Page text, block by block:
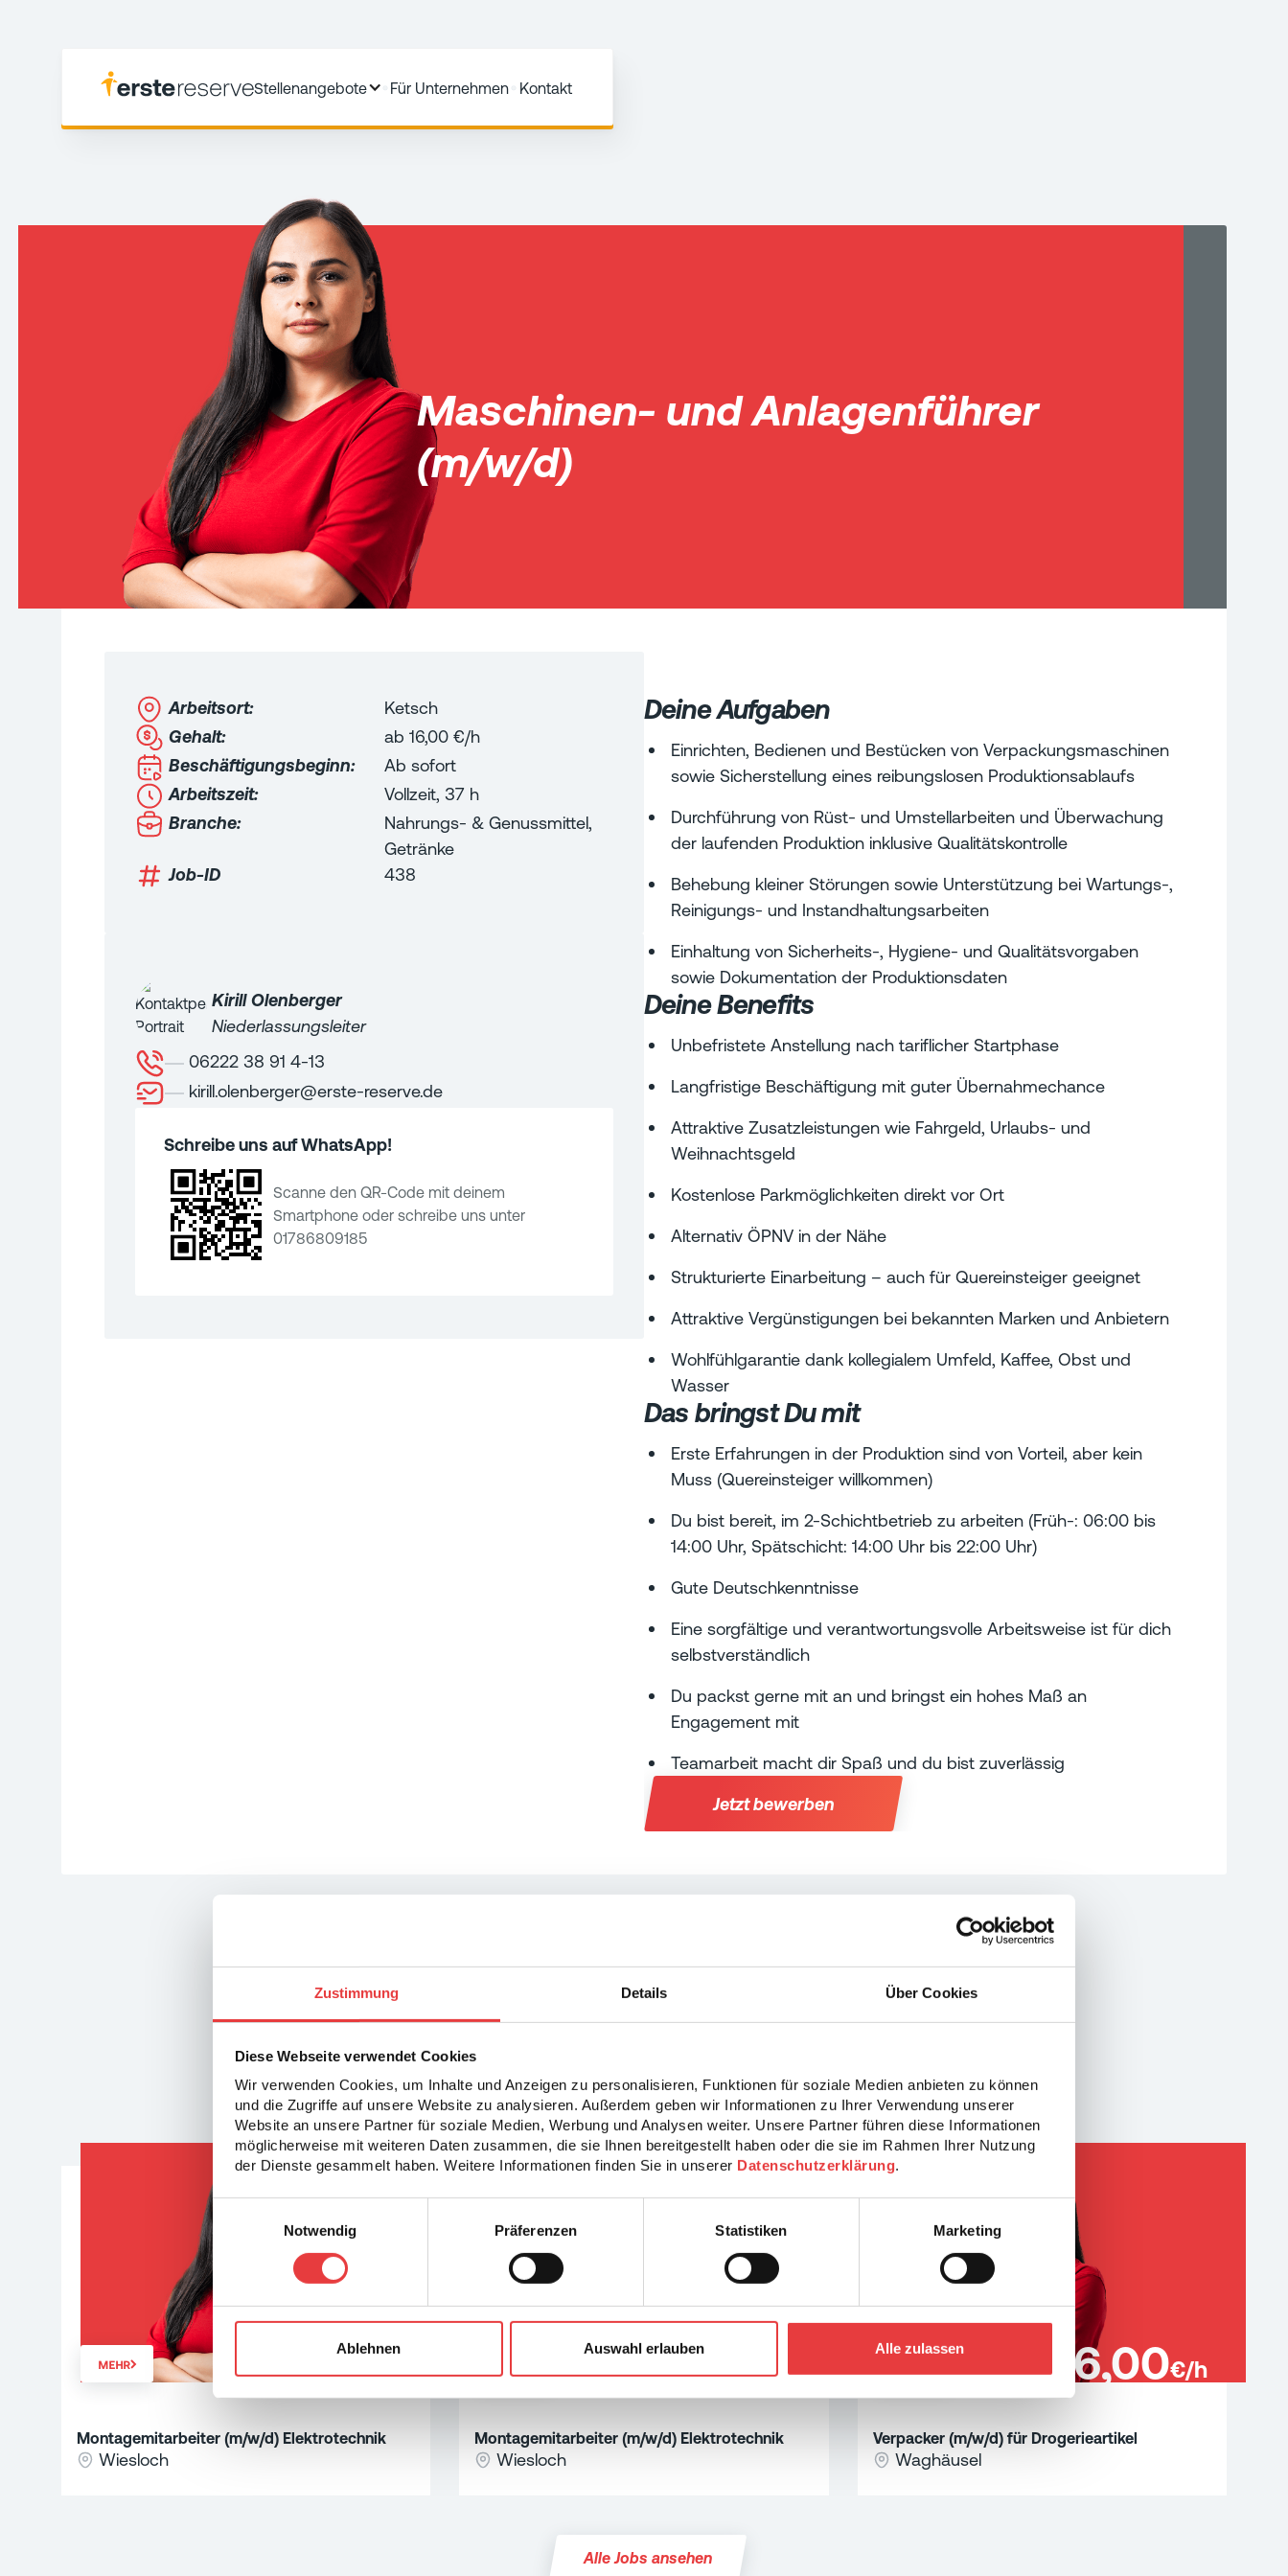
Zustimmung Details Über Cookies
Diese Webseite verwendet Cookies
Wir verwenden Cookies, um Inhalte und Anzeigen zu personalisieren, Funktionen für soziale Medien anbieten zu können
und die Zugriffe auf unsere Website zu analysieren. Außerdem geben wir Informationen zu Ihrer Verwendung unserer
Website an unsere Partner für soziale Medien, Werbung und Analysen weiter. Unsere Partner führen diese Informationen
möglicherweise mit weiteren Daten zusammen, die sie Ihnen bereitgestellt haben oder die sie im Rahmen Ihrer Nutzung
der Dienste gesammelt haben. Weitere Informationen finden Sie in unserer Datenschutzerklärung.
Notwendig
Präferenzen Statistiken Marketing
Ablehnen Auswahl erlauben Alle zulassen
Stellenangebote Für Unternehmen Kontakt
Maschinen- und Anlagenführer
(m/w/d)
Arbeitsort:
Ketsch
Gehalt:
ab 16,00 €/h
Beschäftigungsbeginn:
Ab sofort
Arbeitszeit:
Vollzeit, 37 h
Branche:
Nahrungs- & Genussmittel,
Getränke
Job-ID
438
Kirill Olenberger
Niederlassungsleiter
06222 38 91 4-13
kirill.olenberger@erste-reserve.de
Schreibe uns auf WhatsApp!
Scanne den QR-Code mit deinem
Smartphone oder schreibe uns unter
01786809185
Deine Aufgaben
Einrichten, Bedienen und Bestücken von Verpackungsmaschinen
sowie Sicherstellung eines reibungslosen Produktionsablaufs
Durchführung von Rüst- und Umstellarbeiten und Überwachung
der laufenden Produktion inklusive Qualitätskontrolle
Behebung kleiner Störungen sowie Unterstützung bei Wartungs-,
Reinigungs- und Instandhaltungsarbeiten
Einhaltung von Sicherheits-, Hygiene- und Qualitätsvorgaben
sowie Dokumentation der Produktionsdaten
Deine Benefits
Unbefristete Anstellung nach tariflicher Startphase
Langfristige Beschäftigung mit guter Übernahmechance
Attraktive Zusatzleistungen wie Fahrgeld, Urlaubs- und
Weihnachtsgeld
Kostenlose Parkmöglichkeiten direkt vor Ort
Alternativ ÖPNV in der Nähe
Strukturierte Einarbeitung – auch für Quereinsteiger geeignet
Attraktive Vergünstigungen bei bekannten Marken und Anbietern
Wohlfühlgarantie dank kollegialem Umfeld, Kaffee, Obst und
Wasser
Das bringst Du mit
Erste Erfahrungen in der Produktion sind von Vorteil, aber kein
Muss (Quereinsteiger willkommen)
Du bist bereit, im 2-Schichtbetrieb zu arbeiten (Früh-: 06:00 bis
14:00 Uhr, Spätschicht: 14:00 Uhr bis 22:00 Uhr)
Gute Deutschkenntnisse
Eine sorgfältige und verantwortungsvolle Arbeitsweise ist für dich
selbstverständlich
Du packst gerne mit an und bringst ein hohes Maß an
Engagement mit
Teamarbeit macht dir Spaß und du bist zuverlässig
Jetzt bewerben
Nicht der richtige Job?
Dann könnte das besser passen!
MEHR
Montagemitarbeiter (m/w/d) Elektrotechnik
Wiesloch
Montagemitarbeiter (m/w/d) Elektrotechnik
Wiesloch
16,00€/h
Verpacker (m/w/d) für Drogerieartikel
Waghäusel
Alle Jobs ansehen